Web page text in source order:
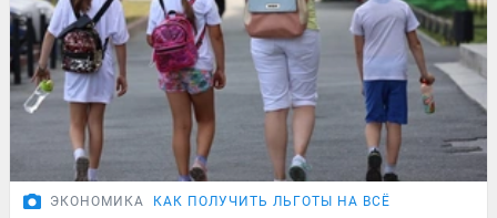
ЭКОНОМИКА КАК ПОЛУЧИТЬ ЛЬГОТЫ НА ВСЁ